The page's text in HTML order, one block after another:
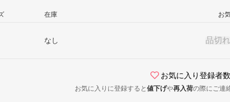
在庫 お
なし 品切れ
お気に入り登録者数
お気に入りに登録すると値下げや再入荷の際にご連